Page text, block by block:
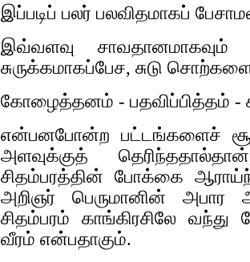
இப்படிப் பலர் பலவிதமாகப்
இவ்வளவு சாவதானமாகவும்
சுருக்கமாகப்பேச, சுடு
கோழைத்தனம் - பதவிப்பித்தம் -
என்பனபோன்ற பட்டங்களைச்
அளவுக்குத்
சிதம்பரத்தின் போக்கை
அறிஞர் பெருமானின் அபார
சிதம்பரம் காங்கிரசிலே
வீரம் என்பதாகும்.